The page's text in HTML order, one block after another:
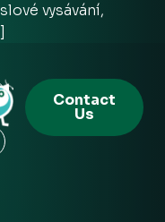
vysávání,
Contact
Us